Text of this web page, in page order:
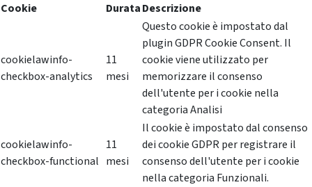
Cookie
DurataDescrizione
cookielawinfo-
checkbox-analytics
11
mesi
Questo cookie è impostato dal
plugin GDPR Cookie Consent. Il
cookie viene utilizzato per
memorizzare il consenso
dell'utente per i cookie nella
categoria Analisi
cookielawinfo-
checkbox-functional
11
mesi
Il cookie è impostato dal consenso
dei cookie GDPR per registrare il
consenso dell'utente per i cookie
nella categoria Funzionali.